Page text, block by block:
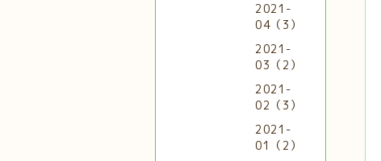
2021-
04（3）
2021-
03（2）
2021-
02（3）
2021-
01（2）